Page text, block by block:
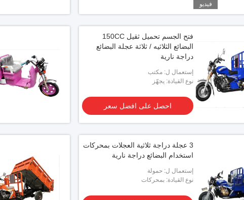
فيديو
فتح الجسم تحميل ثقيل 150CC
البضائع الثلاثيه / ثلاثة عجلة البضائع
دراجة نارية
إستعمال ل: مكتب
نوع القيادة: يجهّز
احصل على افضل سعر
3 عجلة دراجة ثلاثية العجلات بمحركات
استخدام البضائع دراجة نارية
إستعمال ل: حمولة
نوع القيادة: بمحركات